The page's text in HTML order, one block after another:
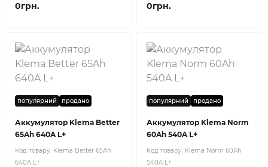
0грн. 0грн.
популярний продано
Аккумулятор Klema Better
65Ah 640A L+
Код товару: Klema Better 65Ah
640A L+
популярний продано
Аккумулятор Klema Norm
60Ah 540A L+
Код товару: Klema Norm 60Ah
540A L+